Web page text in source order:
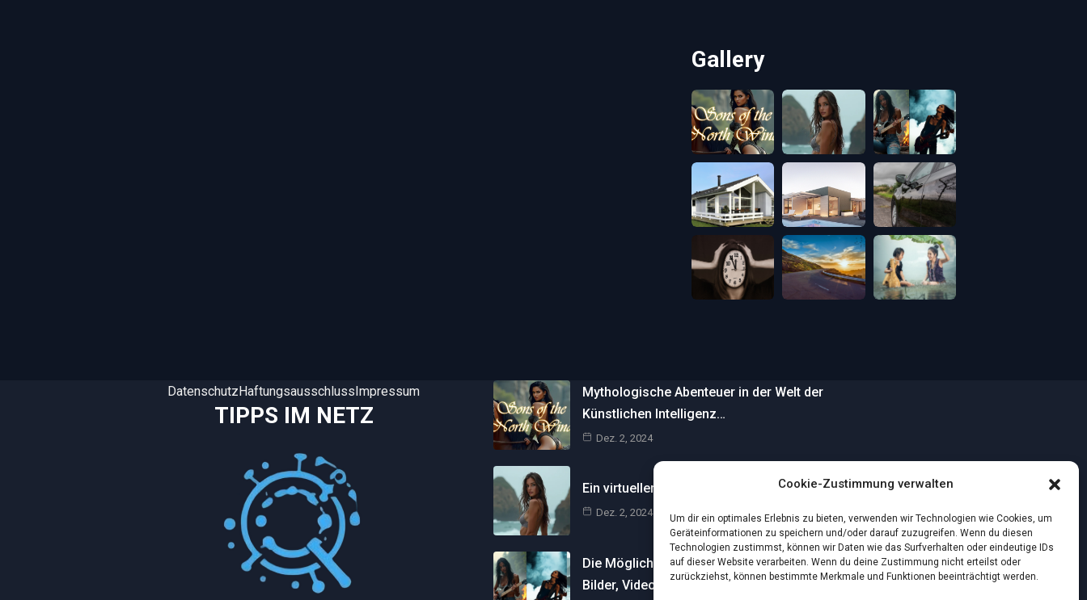
Cookie-Zustimmung verwalten
Um dir ein optimales Erlebnis zu bieten, verwenden wir Technologien wie Cookies, um
Geräteinformationen zu speichern und/oder darauf zuzugreifen. Wenn du diesen
Technologien zustimmst, können wir Daten wie das Surfverhalten oder eindeutige IDs
auf dieser Website verarbeiten. Wenn du deine Zustimmung nicht erteilst oder
zurückziehst, können bestimmte Merkmale und Funktionen beeinträchtigt werden.
Gallery
TIPPS IM NETZ
Datenschutz Haftungsausschluss Impressum
Mythologische Abenteuer in der Welt der
Künstlichen Intelligenz…
Dez. 2, 2024
Ein virtueller Traum am wilden Strand
Dez. 2, 2024
Die Möglichkeiten der Künstlichen Intelligenz:
Bilder, Videos und…